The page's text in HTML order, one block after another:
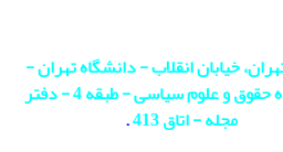
خیابان انقلاب - دانشگاه تهران -
دانشکده حقوق و علوم سیاسی - طبقه 4 - دفتر
مجله - اتاق 413
.